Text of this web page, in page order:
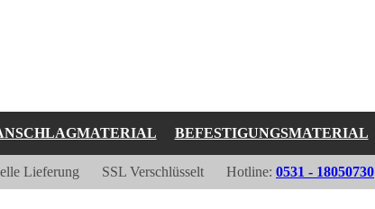
BEFESTIGUNGSMATERIAL
Lieferung SSL Verschlüsselt Hotline: 0531 - 18050730